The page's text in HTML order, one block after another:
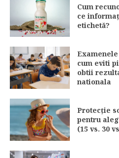
Cum
ce
etichetă?
cum eviti
obtii
nationala
Protecție
pentru
(15 vs. 30